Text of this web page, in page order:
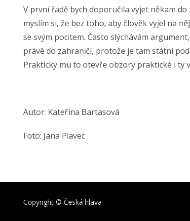
V první řadě bych doporučila vyjet někam
myslím si, že bez toho, aby člověk vyjel na
se svým pocitem. Často slýchávám
právě do zahraničí, protože je tam státní
Prakticky mu to otevře obzory praktické i ty
Autor: Kateřina Bartasová
Foto: Jana Plavec
Copyright © Česká hlava